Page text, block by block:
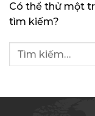
Có thể thử một
tìm kiếm?